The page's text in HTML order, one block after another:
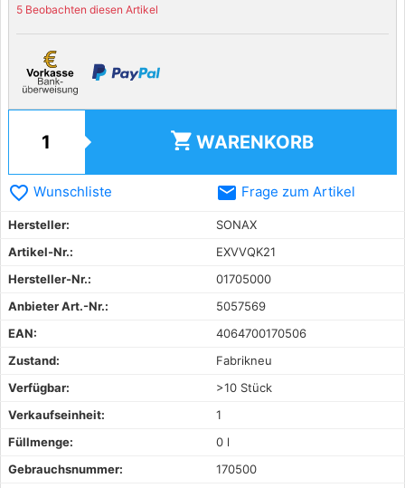
5 Beobachten diesen Artikel
shopping_cart WARENKORB
favorite_border Wunschliste email Frage zum Artikel
Hersteller:
SONAX
Artikel-Nr.:
EXVVQK21
Hersteller-Nr.:
01705000
Anbieter Art.-Nr.:
5057569
EAN:
4064700170506
Zustand:
Fabrikneu
Verfügbar:
>10 Stück
Verkaufseinheit:
1
Füllmenge:
0 l
Gebrauchsnummer:
170500